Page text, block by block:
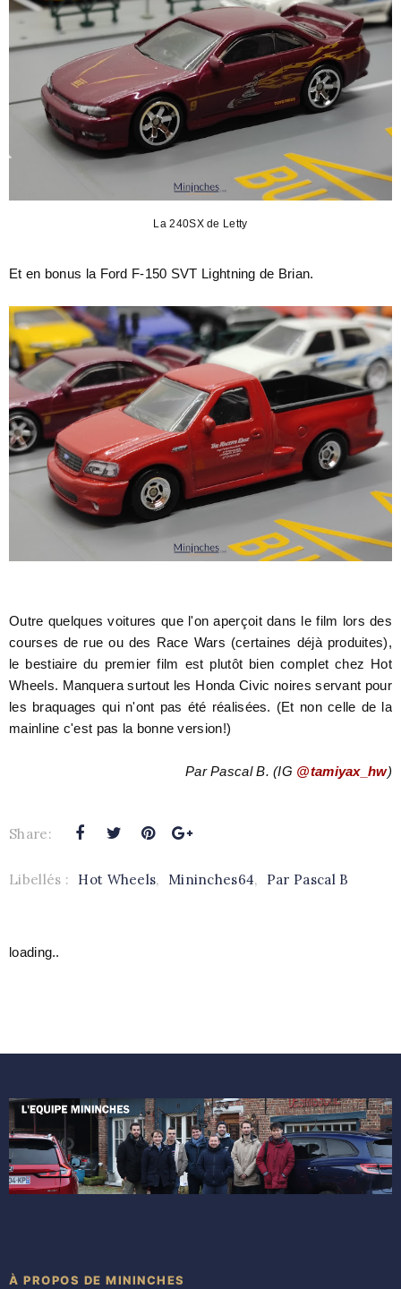
La 240SX de Letty
Et en bonus la Ford F-150 SVT Lightning de Brian.
Outre quelques voitures que l'on aperçoit dans le film lors des
courses de rue ou des Race Wars (certaines déjà produites),
le bestiaire du premier film est plutôt bien complet chez Hot
Wheels. Manquera surtout les Honda Civic noires servant pour
les braquages qui n'ont pas été réalisées. (Et non celle de la
mainline c'est pas la bonne version!)
Par Pascal B. (IG @tamiyax_hw)
Share:
Libellés : Hot Wheels, Mininches64, Par Pascal B
loading..
À PROPOS DE MININCHES